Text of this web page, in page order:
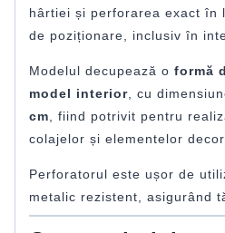
hârtiei și perforarea exact în
de poziționare, inclusiv în
Modelul decupează o formă
model interior , cu
cm , fiind potrivit pentru
colajelor și elementelor
Perforatorul este ușor de
metalic rezistent, asigurând